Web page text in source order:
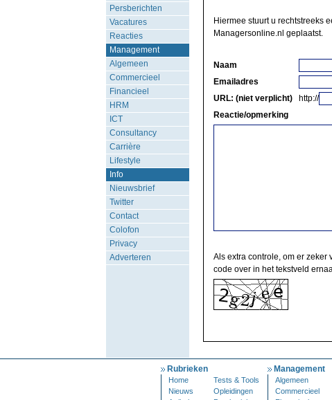
Persberichten
Vacatures
Reacties
Management
Algemeen
Commercieel
Financieel
HRM
ICT
Consultancy
Carrière
Lifestyle
Info
Nieuwsbrief
Twitter
Contact
Colofon
Privacy
Adverteren
Hiermee stuurt u rechtstreeks
Managersonline.nl geplaatst.
Naam
Emailadres
URL: (niet verplicht)
http://
Reactie/opmerking
Als extra controle, om er zeker
code over in het tekstveld
Rubrieken
Home
Tests & Tools
Nieuws
Opleidingen
Management
Algemeen
Commercieel